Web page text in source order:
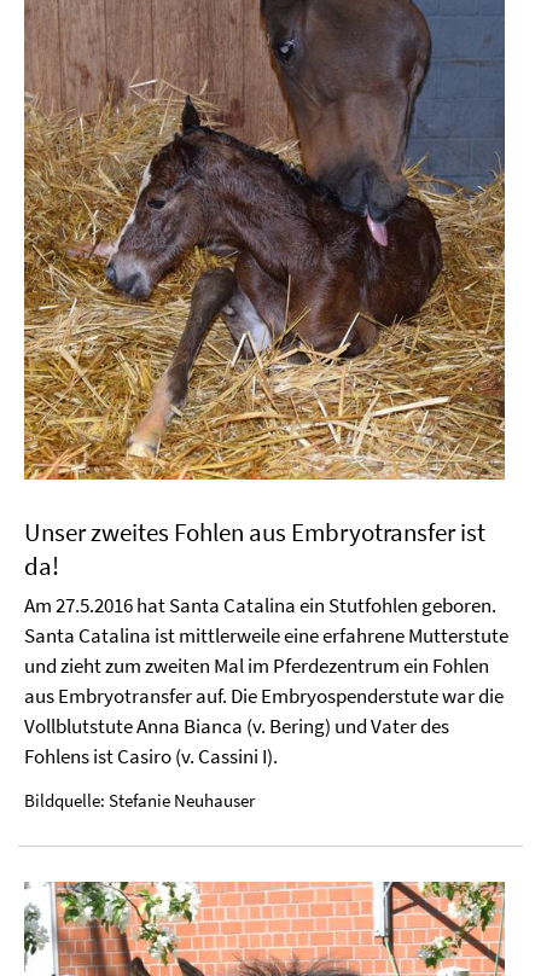
Unser zweites Fohlen aus Embryotransfer ist
da!
Am 27.5.2016 hat Santa Catalina ein Stutfohlen geboren.
Santa Catalina ist mittlerweile eine erfahrene Mutterstute
und zieht zum zweiten Mal im Pferdezentrum ein Fohlen
aus Embryotransfer auf. Die Embryospenderstute war die
Vollblutstute Anna Bianca (v. Bering) und Vater des
Fohlens ist Casiro (v. Cassini I).
Bildquelle: Stefanie Neuhauser